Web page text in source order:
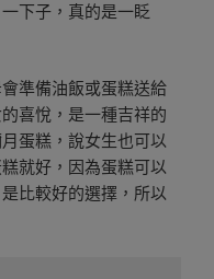
下子，真的是一眨
準備油飯或蛋糕送給
喜悅，是一種吉祥的
蛋糕，說女生也可以
就好，因為蛋糕可以
比較好的選擇，所以